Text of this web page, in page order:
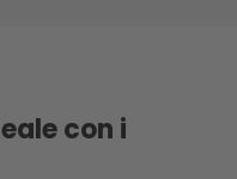
con i